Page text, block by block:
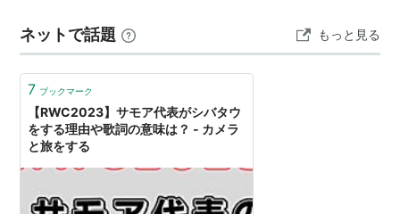
ネットで話題 もっと見る
7 ブックマーク
【RWC2023】サモア代表がシバタウ
をする理由や歌詞の意味は？ - カメラ
と旅をする